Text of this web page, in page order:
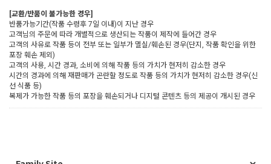
[교환/반품이 불가능한 경우]
반품가능기간(작품 수령후 7일 이내)이 지난 경우
고객님의 주문에 따라 개별적으로 생산되는 작품이 제작에 들어간 경우
고객의 사유로 작품 등이 전부 또는 일부가 멸실/훼손된 경우(단지, 작품 확인을 위한
포장 훼손 제외)
고객의 사용, 시간 경과, 소비에 의해 작품 등의 가치가 현저히 감소한 경우
시간의 경과에 의해 재판매가 곤란할 정도로 작품 등의 가치가 현저히 감소한 경우(신
선 식품 등)
복제가 가능한 작품 등의 포장을 훼손되거나 디지털 콘텐츠 등의 제공이 개시된 경우